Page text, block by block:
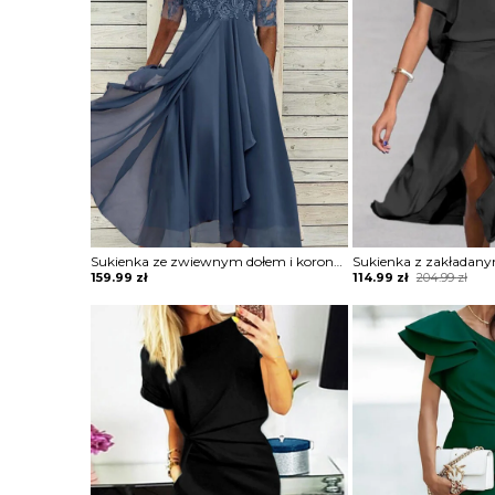
159.99 zł 204.99zł
Original
was:
204.99 zł.
114.99 zł
Current
is:
114.99 zł.